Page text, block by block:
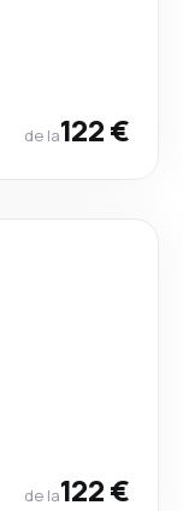
de la122 €
de la122 €